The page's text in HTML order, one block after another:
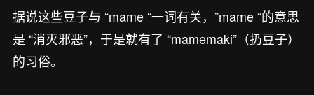
据说这些豆子与 “mame “一词有关，”mame “的意思
是 “消灭邪恶”，于是就有了 “mamemaki”（扔豆子）
的习俗。